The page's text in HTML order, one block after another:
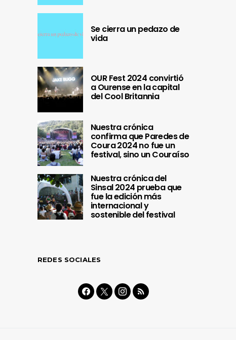
Se cierra un pedazo de
vida
OUR Fest 2024 convirtió
a Ourense en la capital
del Cool Britannia
Nuestra crónica
confirma que Paredes de
Coura 2024 no fue un
festival, sino un Couraíso
Nuestra crónica del
Sinsal 2024 prueba que
fue la edición más
internacional y
sostenible del festival
REDES SOCIALES